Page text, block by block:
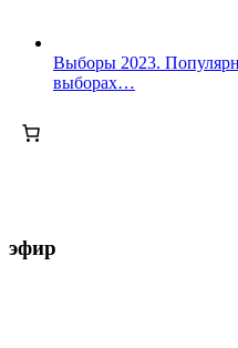
Выборы 2023.
выборах…
эфир